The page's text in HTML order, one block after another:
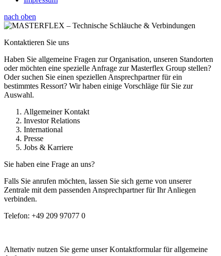
nach oben
Kontaktieren Sie uns
Haben Sie allgemeine Fragen zur Organisation, unseren Standorten
oder möchten eine spezielle Anfrage zur Masterflex Group stellen?
Oder suchen Sie einen speziellen Ansprechpartner für ein
bestimmtes Ressort? Wir haben einige Vorschläge für Sie zur
Auswahl.
Allgemeiner Kontakt
Investor Relations
International
Presse
Jobs & Karriere
Sie haben eine Frage an uns?
Falls Sie anrufen möchten, lassen Sie sich gerne von unserer
Zentrale mit dem passenden Ansprechpartner für Ihr Anliegen
verbinden.
Telefon: +49 209 97077 0
Alternativ nutzen Sie gerne unser Kontaktformular für allgemeine